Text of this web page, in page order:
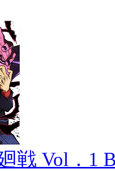
戦 Vol．1